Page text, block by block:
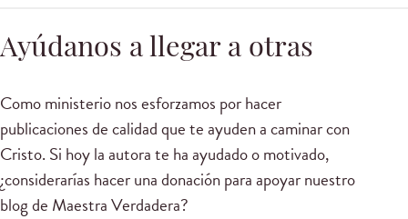
Ayúdanos a llegar a otras
Como ministerio nos esforzamos por hacer
publicaciones de calidad que te ayuden a caminar con
Cristo. Si hoy la autora te ha ayudado o motivado,
¿considerarías hacer una donación para apoyar nuestro
blog de Maestra Verdadera?